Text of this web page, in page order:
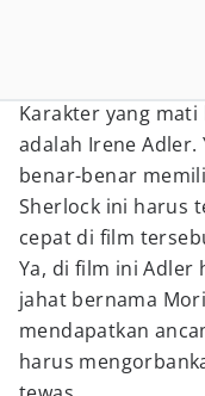
Karakter yang
adalah Irene Adler.
benar-benar
Sherlock ini harus
cepat di film
Ya, di film ini Adler
jahat bernama
mendapatkan
harus